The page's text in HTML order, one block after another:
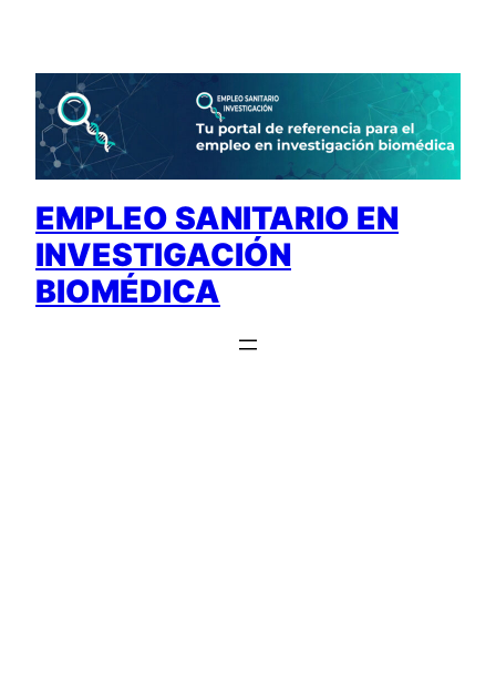
contenido
EMPLEO SANITARIO EN
INVESTIGACIÓN
BIOMÉDICA